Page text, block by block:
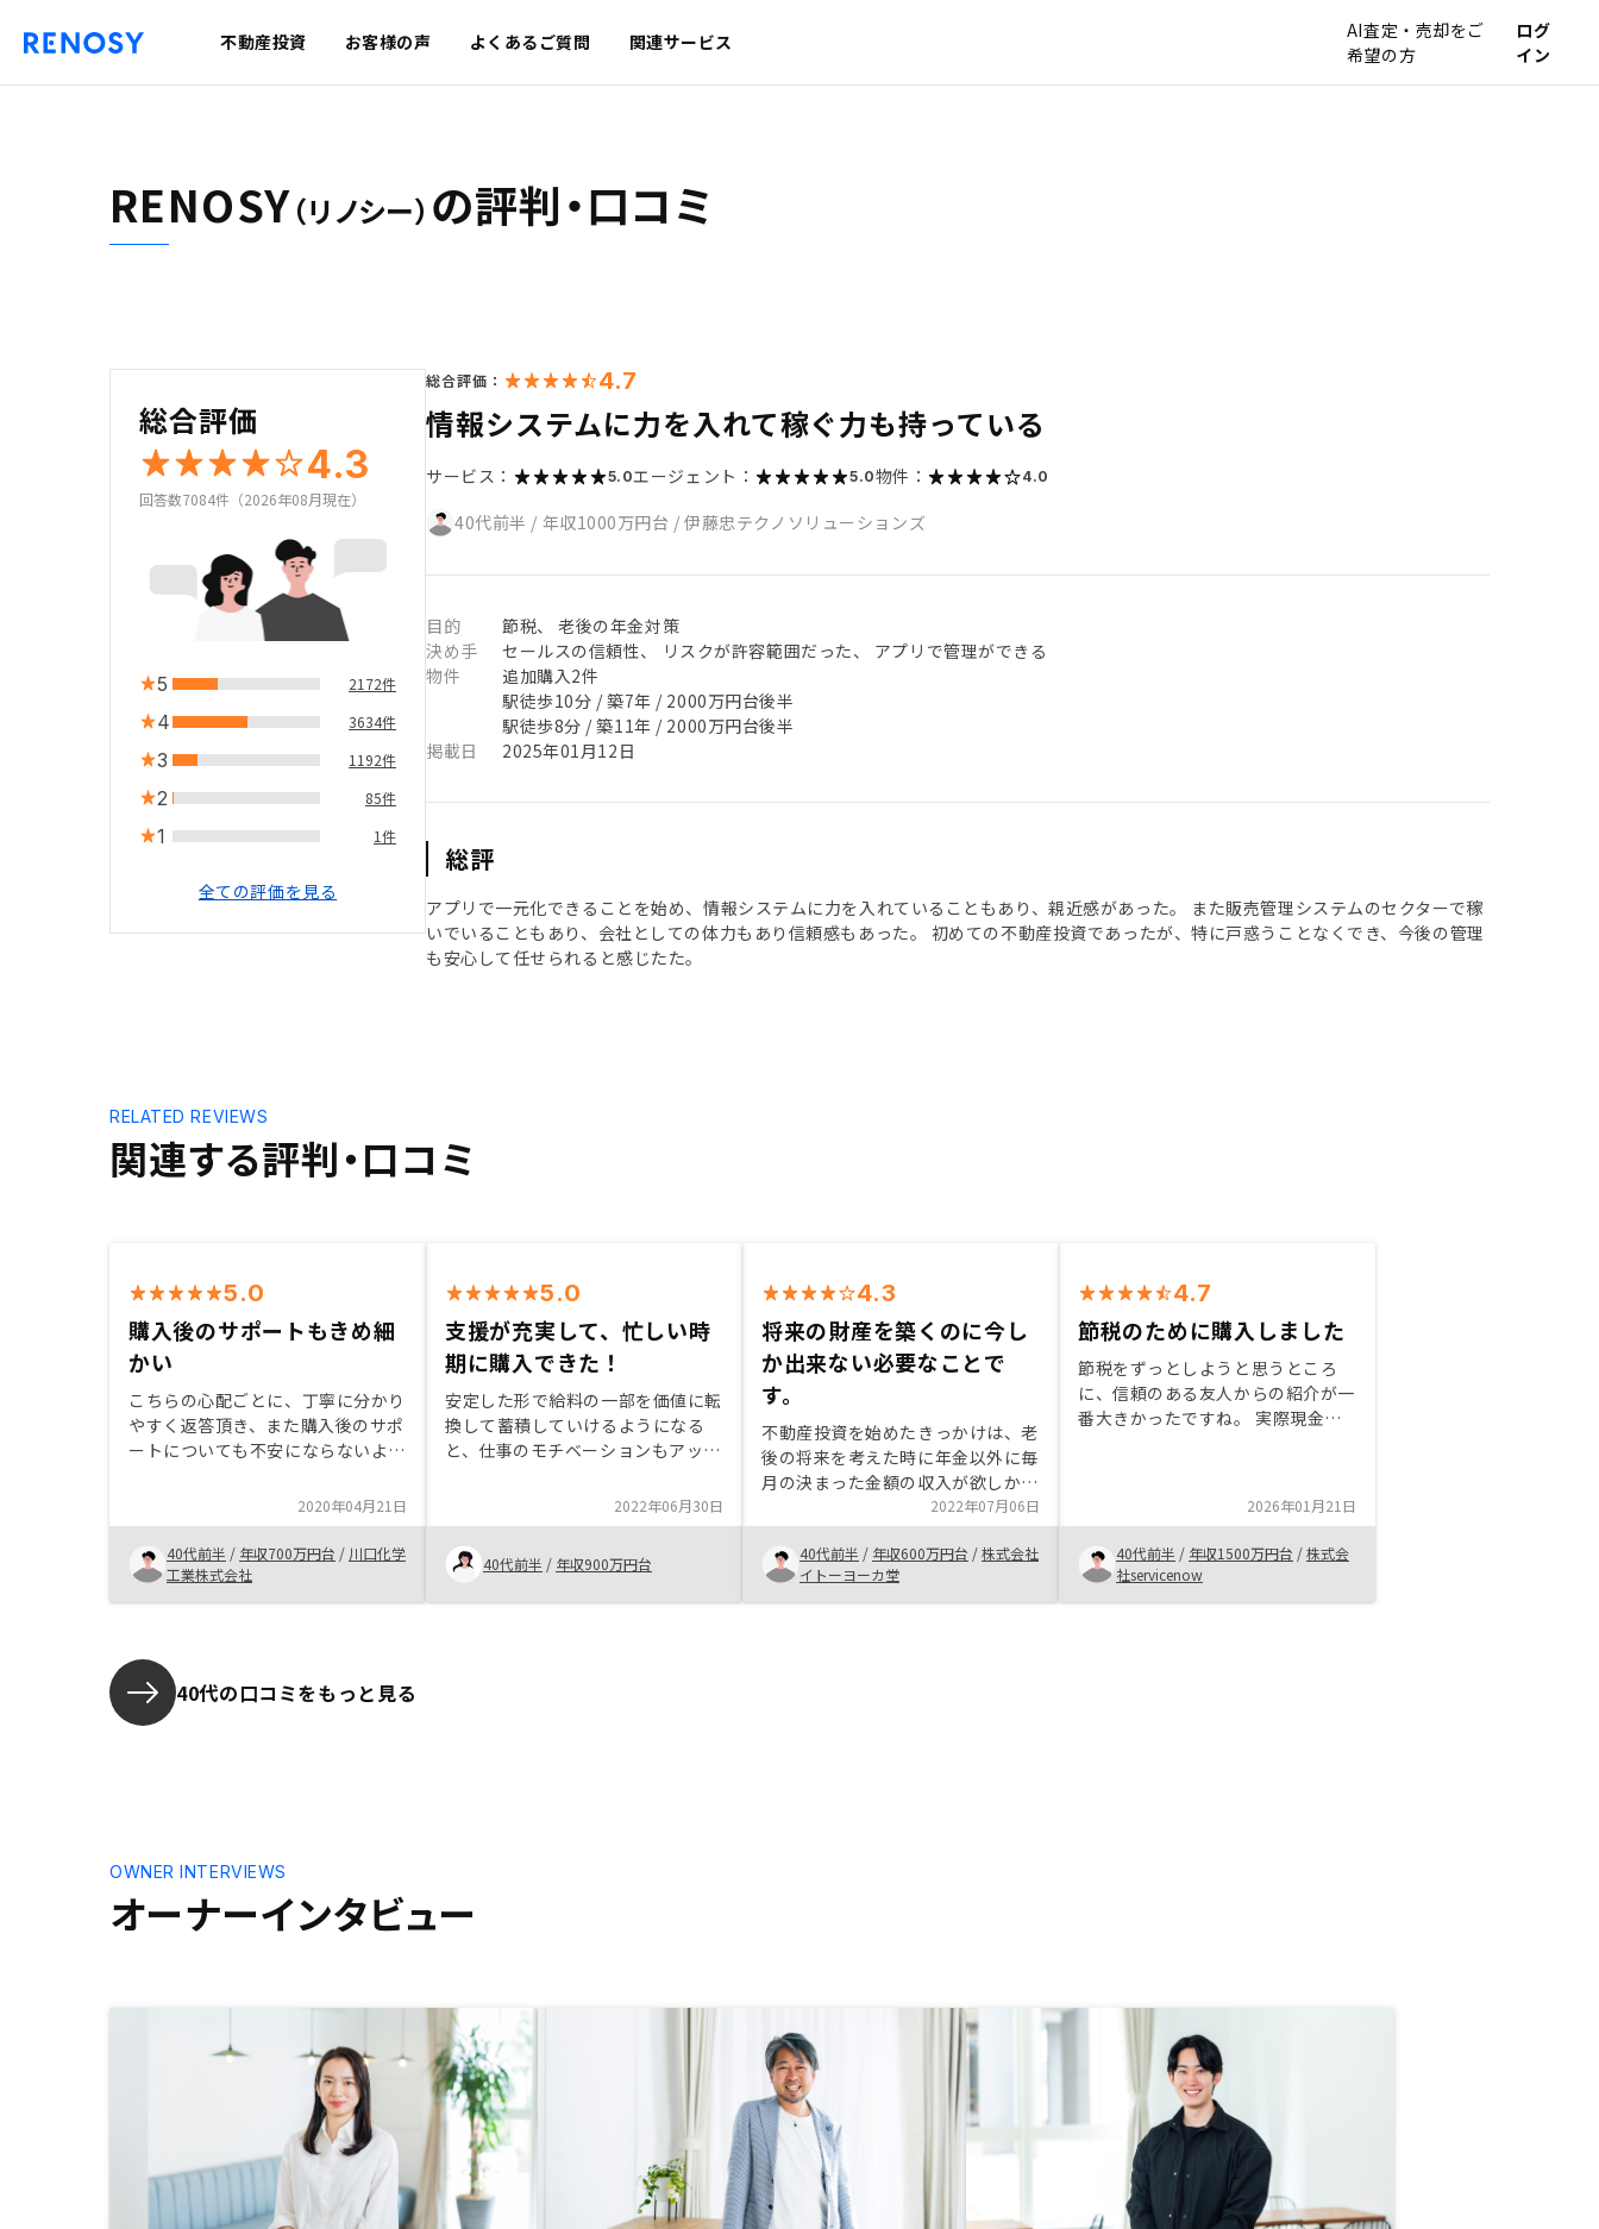
不動産投資 お客様の声 よくあるご質問 関連サービス
AI査定・売却をご
希望の方
ログ
イン
RENOSY（リノシー） の評判・口コミ
総合評価
4.3
回答数7084件（2026年08月現在）
5 2172件
4 3634件
3 1192件
2 85件
1 1件
全ての評価を見る
総合評価： 4.7
情報システムに力を入れて稼ぐ力も持っている
サービス： 5.0エージェント： 5.0物件： 4.0
40代前半 / 年収1000万円台 /伊藤忠テクノソリューションズ
目的
節税、 老後の年金対策
決め手
セールスの信頼性、 リスクが許容範囲だった、 アプリで管理ができる
物件
追加購入2件
駅徒歩10分 / 築7年 / 2000万円台後半
駅徒歩8分 / 築11年 / 2000万円台後半
掲載日
2025年01月12日
総評
アプリで一元化できることを始め、情報システムに力を入れていることもあり、親近感があった。 また販売管理システムのセクターで稼
いでいることもあり、会社としての体力もあり信頼感もあった。 初めての不動産投資であったが、特に戸惑うことなくでき、今後の管理
も安心して任せられると感じたた。
関連する評判・口コミ
RELATED REVIEWS
5.0
購入後のサポートもきめ細
かい
こちらの心配ごとに、丁寧に分かり
やすく返答頂き、また購入後のサポ
ートについても不安にならないよう
2020年04月21日
40代前半 / 年収700万円台 / 川口化学
工業株式会社
5.0
支援が充実して、忙しい時
期に購入できた！
安定した形で給料の一部を価値に転
換して蓄積していけるようになる
と、仕事のモチベーションもアッ
く、安心して物件の選択ができま
す。申請もとても効率よく進行でき
るよう、支援していただくので不便
なく進行できてとてもよかったで
す。
2022年06月30日
40代前半 / 年収900万円台
4.3
将来の財産を築くのに今し
か出来ない必要なことで
す。
不動産投資を始めたきっかけは、老
後の将来を考えた時に年金以外に毎
月の決まった金額の収入が欲しかっ
たからです。株式投資はリスクが高
そうなので、前職でも経験のある不
動産投資で財産を築きたいと思いま
した。担当者の感じが良かったこと
も後押しになったと思います。
2022年07月06日
40代前半 / 年収600万円台 /株式会社
イトーヨーカ堂
4.7
節税のために購入しました
節税をずっとしようと思うところ
に、信頼のある友人からの紹介が一
番大きかったですね。 実際現金も
で、何かの投資を考えてるところで
2026年01月21日
40代前半 / 年収1500万円台 /株式会
社servicenow
40代の口コミをもっと見る
オーナーインタビュー
OWNER INTERVIEWS